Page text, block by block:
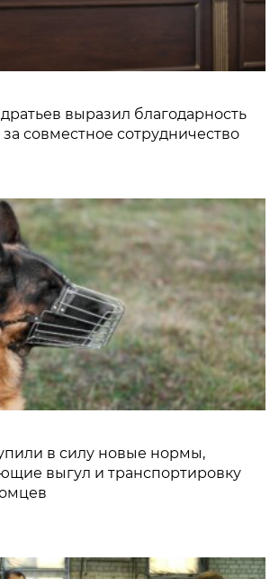
выразил благодарность
совместное сотрудничество
в силу новые нормы,
выгул и транспортировку